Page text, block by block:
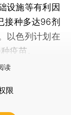
设施等有利因
接种多达96剂
以色列计划在
疫苗。
读
限